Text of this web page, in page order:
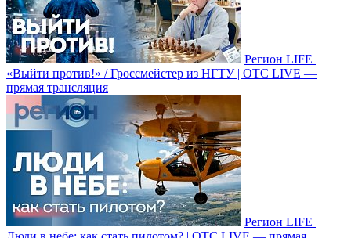
Регион LIFE |
«Выйти против!» / Гроссмейстер из НГТУ | ОТС LIVE —
прямая трансляция
Регион LIFE |